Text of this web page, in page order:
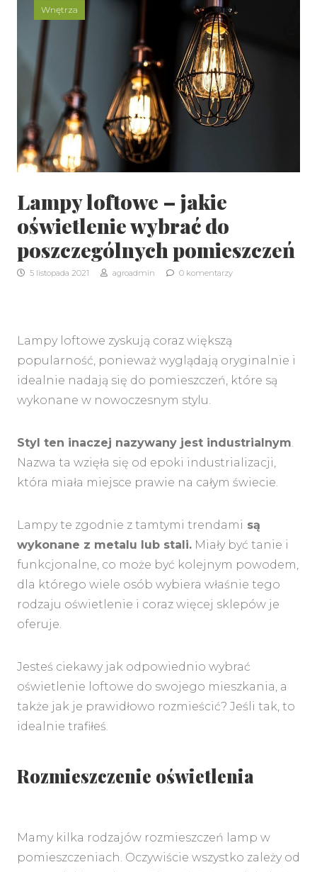
Wnętrza
Lampy loftowe – jakie
oświetlenie wybrać do
poszczególnych pomieszczeń
5 listopada 2021 agroadmin 0 komentarzy
Lampy loftowe zyskują coraz większą
popularność, ponieważ wyglądają oryginalnie i
idealnie nadają się do pomieszczeń, które są
wykonane w nowoczesnym stylu.
Styl ten inaczej nazywany jest industrialnym
Nazwa ta wzięła się od epoki industrializacji,
która miała miejsce prawie na całym świecie.
Lampy te zgodnie z tamtymi trendami są
wykonane z metalu lub stali. Miały być tanie i
funkcjonalne, co może być kolejnym powodem,
dla którego wiele osób wybiera właśnie tego
rodzaju oświetlenie i coraz więcej sklepów je
oferuje.
Jesteś ciekawy jak odpowiednio wybrać
oświetlenie loftowe do swojego mieszkania, a
także jak je prawidłowo rozmieścić? Jeśli tak, to
idealnie trafiłeś.
Rozmieszczenie oświetlenia
Mamy kilka rodzajów rozmieszczeń lamp w
pomieszczeniach. Oczywiście wszystko zależy od